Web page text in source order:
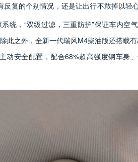
反复的个别情况，还是让出行不敢掉以轻
系统，“双级过滤，三重防护”保证车内空
此之外，全新一代瑞风M4柴油版还搭载
动安全配置，配合68%超高强度钢车身